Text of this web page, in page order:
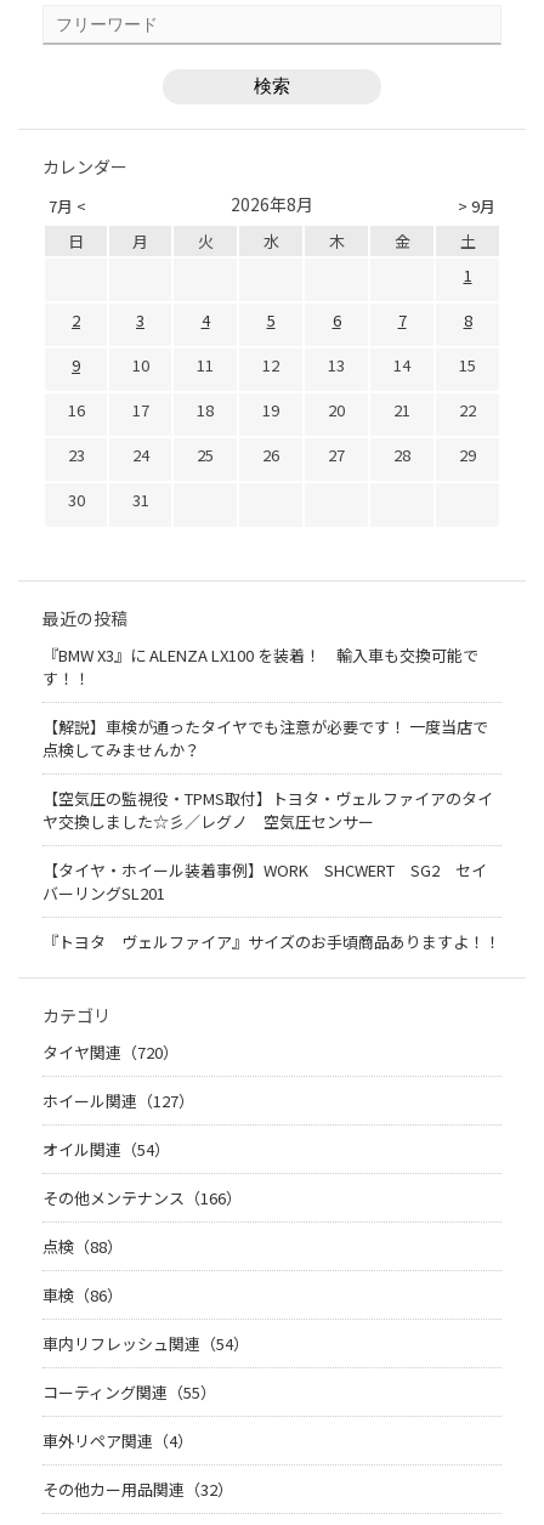
カレンダー
7月 < > 9月
2026年8月
日 月 火 水 木 金
土
1
2
3 4 5 6 7
8
9
10 11 12 13 14
15
16
17 18 19 20 21
22
23
24 25 26 27 28
29
30
31
最近の投稿
『BMW X3』に ALENZA LX100 を装着！ 輸入車も交換可能で
す！！
【解説】車検が通ったタイヤでも注意が必要です！ 一度当店で
点検してみませんか？
【空気圧の監視役・TPMS取付】トヨタ・ヴェルファイアのタイ
ヤ交換しました☆彡／レグノ 空気圧センサー
【タイヤ・ホイール装着事例】WORK SHCWERT SG2 セイ
バーリングSL201
『トヨタ ヴェルファイア』サイズのお手頃商品ありますよ！！
カテゴリ
タイヤ関連（720）
ホイール関連（127）
オイル関連（54）
その他メンテナンス（166）
点検（88）
車検（86）
車内リフレッシュ関連（54）
コーティング関連（55）
車外リペア関連（4）
その他カー用品関連（32）